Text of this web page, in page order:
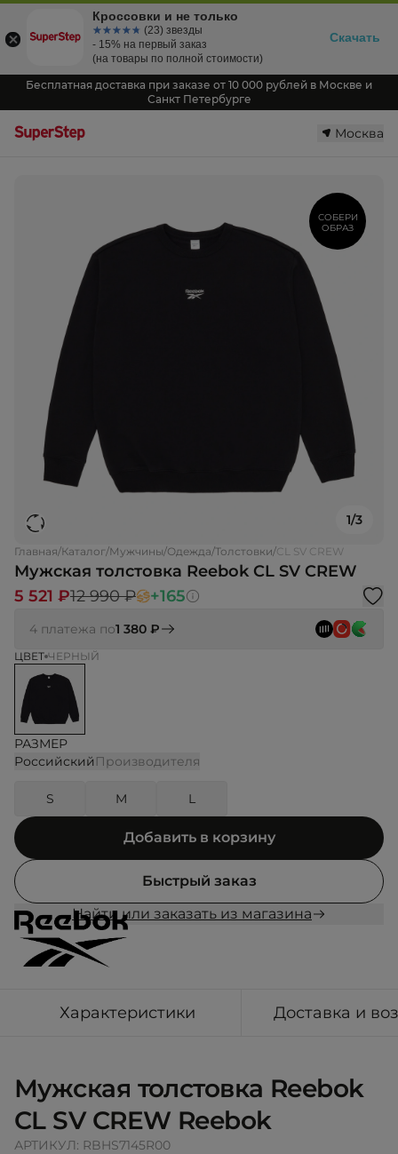
Бесплатная доставка при заказе от 10 000 рублей в Москве и
Санкт Петербурге
Москва
1/3
СОБЕРИ
ОБРАЗ
Главная/Каталог/Мужчины/Одежда/Толстовки/CL SV CREW
Мужская толстовка Reebok CL SV CREW
5 521 ₽12 990 ₽ +165
4 платежа по1 380 ₽
ЦВЕТ ЧЕРНЫЙ
РАЗМЕР
Российский Производителя
S M L
Добавить в корзину
Быстрый заказ
Найти или заказать из магазина
Характеристики Доставка и
Мужская толстовка Reebok
CL SV CREW Reebok
АРТИКУЛ: RBHS7145R00
Кроссовки и не только
☆☆☆☆☆
★★★★★ (23) звезды
- 15% на первый заказ
(на товары по полной стоимости)
Скачать